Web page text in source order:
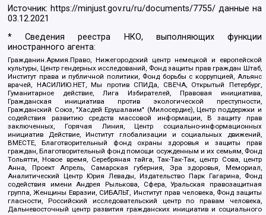
Источник: https://minjust.gov.ru/ru/documents/7755/ данные на
03.12.2021
* Сведения реестра НКО, выполняющих функции
иностранного агента:
Гражданин.Армия.Право, Нижегородский центр немецкой и европейской
культуры, Центр гендерных исследований, Фонд защиты прав граждан Штаб,
Институт права и публичной политики, Фонд борьбы с коррупцией, Альянс
врачей, НАСИЛИЮ.НЕТ, Мы против СПИДа, СВЕЧА, Открытый Петербург,
Гуманитарное действие, Лига Избирателей, Правовая инициатива,
Гражданская инициатива против экологической преступности,
Гражданский Союз, "Хасдей Ерушалаим" (Милосердие), Центр поддержки и
содействия развитию средств массовой информации, В защиту прав
заключенных, Горячая Линия, Центр социально-информационных
инициатив Действие, Институт глобализации и социальных движений,
ВМЕСТЕ, Благотворительный фонд охраны здоровья и защиты прав
граждан, Благотворительный фонд помощи осужденным и их семьям, Фонд
Тольятти, Новое время, Серебряная тайга, Так-Так-Так, центр Сова, центр
Анна, Проект Апрель, Самарская губерния, Эра здоровья, Мемориал,
Аналитический Центр Юрия Левады, Издательство Парк Гагарина, Фонд
содействия имени Андрея Рылькова, Сфера, Уральская правозащитная
группа, Женщины Евразии, СИБАЛЬТ, Институт прав человека, Фонд защиты
гласности, Российский исследовательский центр по правам человека,
Дальневосточный центр развития гражданских инициатив и социального